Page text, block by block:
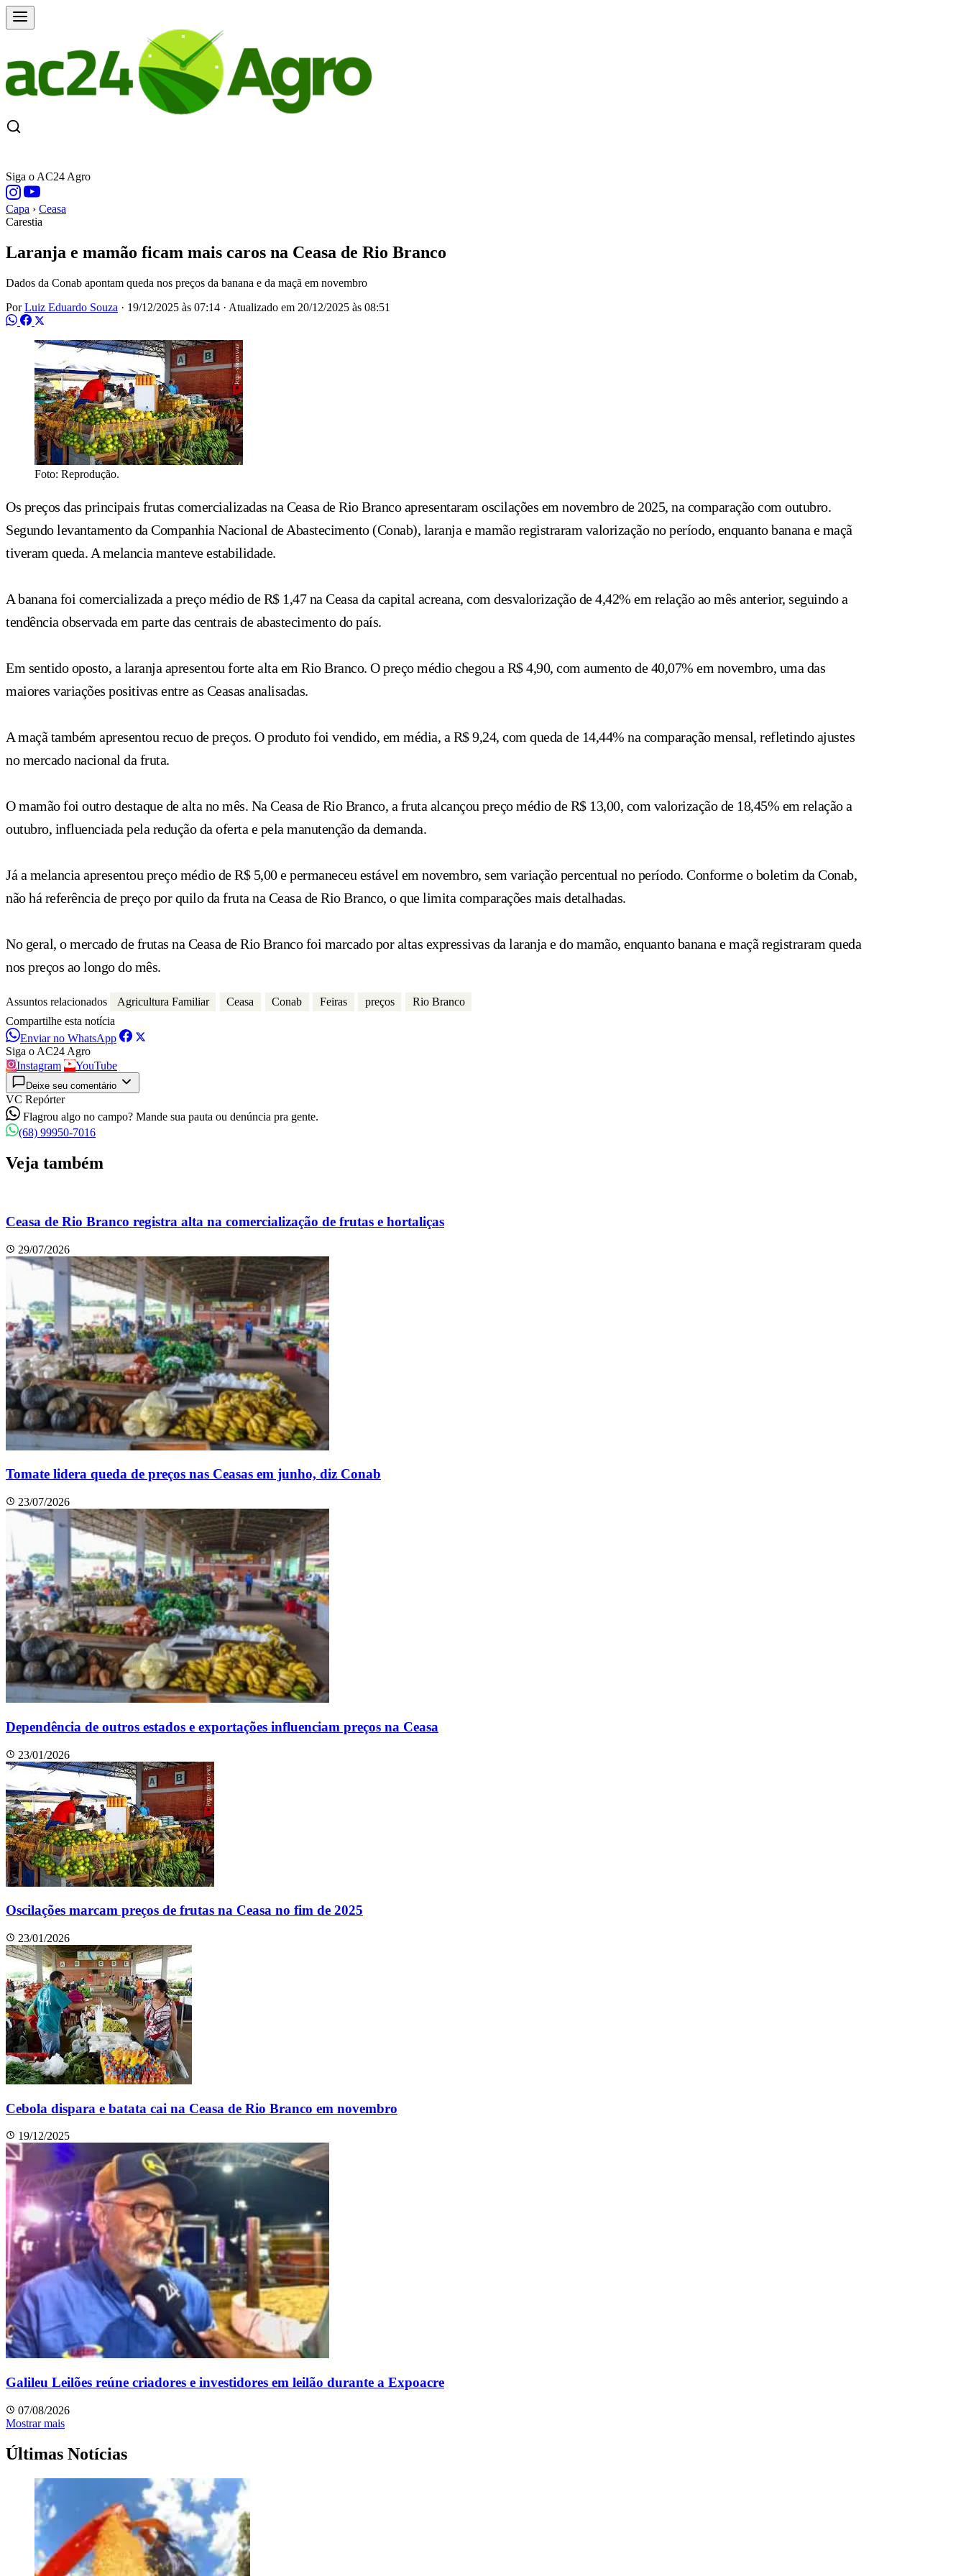
Siga o AC24 Agro
Capa › Ceasa
Carestia
Laranja e mamão ficam mais caros na Ceasa de Rio Branco
Dados da Conab apontam queda nos preços da banana e da maçã em novembro
PorLuiz Eduardo Souza · 19/12/2025 às 07:14 · Atualizado em 20/12/2025 às 08:51
Foto: Reprodução.
Os preços das principais frutas comercializadas na Ceasa de Rio Branco apresentaram oscilações em novembro de 2025, na comparação com outubro.
Segundo levantamento da Companhia Nacional de Abastecimento (Conab), laranja e mamão registraram valorização no período, enquanto banana e maçã
tiveram queda. A melancia manteve estabilidade.
A banana foi comercializada a preço médio de R$ 1,47 na Ceasa da capital acreana, com desvalorização de 4,42% em relação ao mês anterior, seguindo a
tendência observada em parte das centrais de abastecimento do país.
Em sentido oposto, a laranja apresentou forte alta em Rio Branco. O preço médio chegou a R$ 4,90, com aumento de 40,07% em novembro, uma das
maiores variações positivas entre as Ceasas analisadas.
A maçã também apresentou recuo de preços. O produto foi vendido, em média, a R$ 9,24, com queda de 14,44% na comparação mensal, refletindo ajustes
no mercado nacional da fruta.
O mamão foi outro destaque de alta no mês. Na Ceasa de Rio Branco, a fruta alcançou preço médio de R$ 13,00, com valorização de 18,45% em relação a
outubro, influenciada pela redução da oferta e pela manutenção da demanda.
Já a melancia apresentou preço médio de R$ 5,00 e permaneceu estável em novembro, sem variação percentual no período. Conforme o boletim da Conab,
não há referência de preço por quilo da fruta na Ceasa de Rio Branco, o que limita comparações mais detalhadas.
No geral, o mercado de frutas na Ceasa de Rio Branco foi marcado por altas expressivas da laranja e do mamão, enquanto banana e maçã registraram queda
nos preços ao longo do mês.
Assuntos relacionados Agricultura Familiar Ceasa Conab Feiras preços
Rio Branco
Compartilhe esta notícia
Enviar no WhatsApp
Siga o AC24 Agro
Instagram
YouTube
Deixe seu comentário
VC Repórter
Flagrou algo no campo? Mande sua pauta ou denúncia pra gente.
(68) 99950-7016
Veja também
Ceasa de Rio Branco registra alta na comercialização de frutas e hortaliças
29/07/2026
Tomate lidera queda de preços nas Ceasas em junho, diz Conab
23/07/2026
Dependência de outros estados e exportações influenciam preços na Ceasa
23/01/2026
Oscilações marcam preços de frutas na Ceasa no fim de 2025
23/01/2026
Cebola dispara e batata cai na Ceasa de Rio Branco em novembro
19/12/2025
Galileu Leilões reúne criadores e investidores em leilão durante a Expoacre
07/08/2026
Mostrar mais
Últimas Notícias